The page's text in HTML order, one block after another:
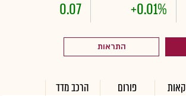
+0.01%
0.07
התראות
פורום הרכב מדד